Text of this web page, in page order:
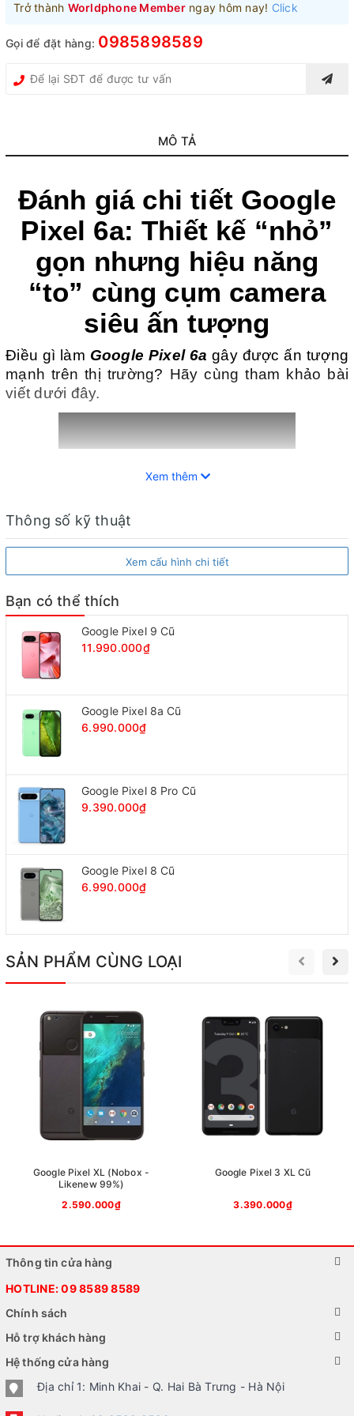
Trở thành Worldphone Memberngay hôm nay! Click
Gọi để đặt hàng: 0985898589
MÔ TẢ
Đánh giá chi tiết Google
Pixel 6a: Thiết kế “nhỏ”
gọn nhưng hiệu năng
“to” cùng cụm camera
siêu ấn tượng
Điều gì làm Google Pixel 6a gây được ấn tượng
mạnh trên thị trường? Hãy cùng tham khảo bài
viết dưới đây.
Đánh giá chi tiết Google Pixel 6a
Giữa năm 2022 vừa qua, ông lớn Google đã cho
ra mắt mẫu smartphone mới toanh – Google
Pixel 6a với thiết kế nhỏ gọn nhưng lại có hiệu
năng vô cùng mạnh mẽ kết hợp cùng cụm
camera xịn sò. Hãy cùng chúng tôi đánh giá
Google Pixel 6a trong bài viết dưới đây.
Google Pixel 6a new fullbox
dòng Pixel 6 series
Về thiết kế, đây là một sản phẩm mang vẻ ngoài
rất đặc trưng của dòng Pixel 6 series: Cụm
camera sau được đặt nằm ngang không lẫn vào
đâu được. Pixel 6a khá nhỏ gọn khi chỉ nặng
178g và mỏng 8.9 mm, khung viền nhôm có độ
ngay cả khi chỉ dùng một tay.
Xem thêm
Thông số kỹ thuật
Xem cấu hình chi tiết
Bạn có thể thích
Google Pixel 9 Cũ
11.990.000₫
Google Pixel 8a Cũ
6.990.000₫
Google Pixel 8 Pro Cũ
9.390.000₫
Google Pixel 8 Cũ
6.990.000₫
SẢN PHẨM CÙNG LOẠI
Google Pixel XL (Nobox -
Likenew 99%)
2.590.000₫
Google Pixel 3 XL Cũ
3.390.000₫
Thông tin cửa hàng
HOTLINE:09 8589 8589
Chính sách
Hỗ trợ khách hàng
Hệ thống cửa hàng
Địa chỉ 1: Minh Khai - Q. Hai Bà Trưng - Hà Nội